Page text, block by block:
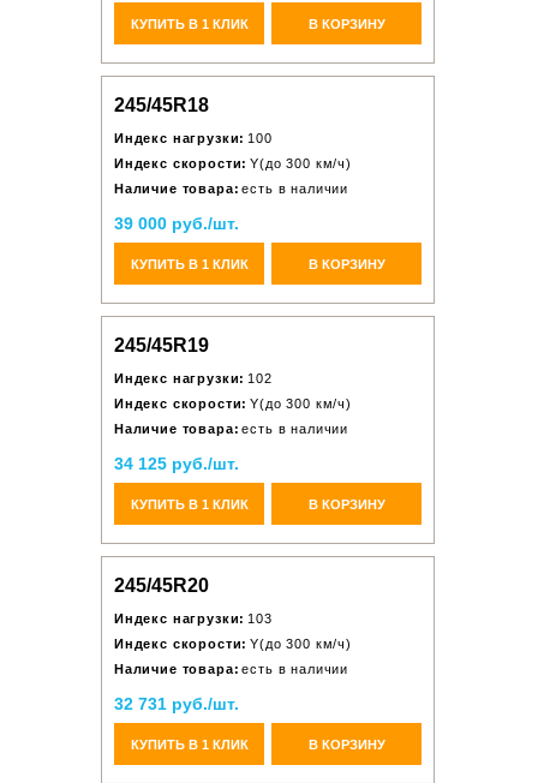
КУПИТЬ В 1 КЛИК В КОРЗИНУ
245/45R18
Индекс нагрузки: 100
Индекс скорости: Y(до 300 км/ч)
Наличие товара: есть в наличии
39 000 руб./шт.
КУПИТЬ В 1 КЛИК В КОРЗИНУ
245/45R19
Индекс нагрузки: 102
Индекс скорости: Y(до 300 км/ч)
Наличие товара: есть в наличии
34 125 руб./шт.
КУПИТЬ В 1 КЛИК В КОРЗИНУ
245/45R20
Индекс нагрузки: 103
Индекс скорости: Y(до 300 км/ч)
Наличие товара: есть в наличии
32 731 руб./шт.
КУПИТЬ В 1 КЛИК В КОРЗИНУ